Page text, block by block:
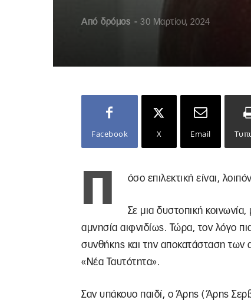
Από δρόμος - 30 Μαρτίου, 2024
Facebook X Email
Π όσο επιλεκτική είναι,
Σε μια δυστοπική
αμνησία αιφνιδίως. Τώρα, τον λόγο
συνθήκης και την αποκατάσταση των
«Νέα Ταυτότητα».
Σαν υπάκουο παιδί, ο Άρης (Άρης